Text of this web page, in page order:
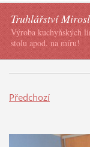
Truhlářství
Výroba kuchyňských
stolu apod. na míru!
Předchozí